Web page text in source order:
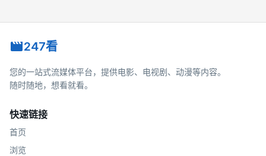
247看
您的一站式流媒体平台，提供电影、电视剧、动漫等内容。
随时随地，想看就看。
快速链接
首页
浏览